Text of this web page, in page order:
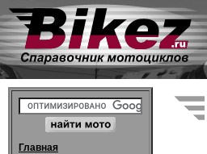
Главная